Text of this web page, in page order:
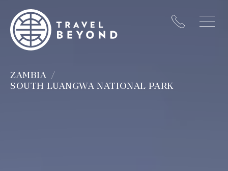
ZAMBIA
SOUTH LUANGWA NATIONAL PARK